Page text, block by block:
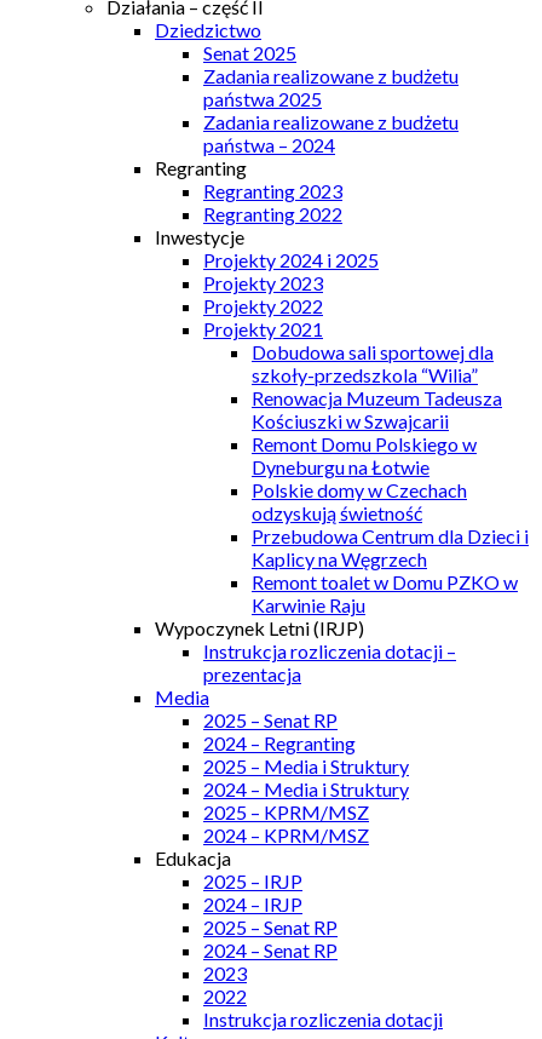
Działania – część II
Dziedzictwo
Senat 2025
Zadania realizowane z budżetu
państwa 2025
Zadania realizowane z budżetu
państwa – 2024
Regranting
Regranting 2023
Regranting 2022
Inwestycje
Projekty 2024 i 2025
Projekty 2023
Projekty 2022
Projekty 2021
Dobudowa sali sportowej dla
szkoły-przedszkola “Wilia”
Renowacja Muzeum Tadeusza
Kościuszki w Szwajcarii
Remont Domu Polskiego w
Dyneburgu na Łotwie
Polskie domy w Czechach
odzyskują świetność
Przebudowa Centrum dla Dzieci i
Kaplicy na Węgrzech
Remont toalet w Domu PZKO w
Karwinie Raju
Wypoczynek Letni (IRJP)
Instrukcja rozliczenia dotacji –
prezentacja
Media
2025 – Senat RP
2024 – Regranting
2025 – Media i Struktury
2024 – Media i Struktury
2025 – KPRM/MSZ
2024 – KPRM/MSZ
Edukacja
2025 – IRJP
2024 – IRJP
2025 – Senat RP
2024 – Senat RP
2023
2022
Instrukcja rozliczenia dotacji